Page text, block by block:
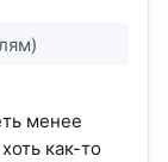
менее
как-то